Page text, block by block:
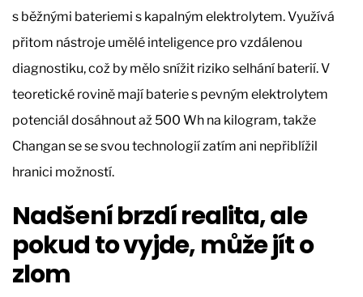
s běžnými bateriemi s kapalným elektrolytem. Využívá
přitom nástroje umělé inteligence pro vzdálenou
diagnostiku, což by mělo snížit riziko selhání baterií. V
teoretické rovině mají baterie s pevným elektrolytem
potenciál dosáhnout až 500 Wh na kilogram, takže
Changan se se svou technologií zatím ani nepřiblížil
hranici možností.
Nadšení brzdí realita, ale
pokud to vyjde, může jít o
zlom